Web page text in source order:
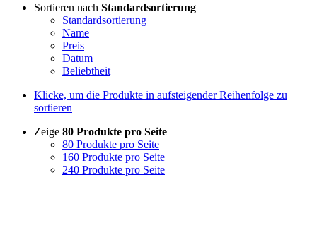
Sortieren nach Standardsortierung
Standardsortierung
Name
Preis
Datum
Beliebtheit
Klicke, um die Produkte in aufsteigender Reihenfolge zu
sortieren
Zeige 80 Produkte pro Seite
80 Produkte pro Seite
160 Produkte pro Seite
240 Produkte pro Seite